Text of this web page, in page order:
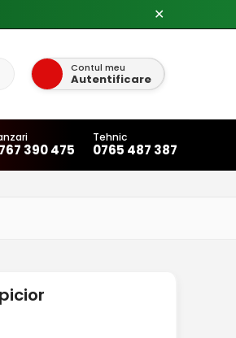
✕
Contul meu
Autentificare
390 475
Tehnic
0765 487 387